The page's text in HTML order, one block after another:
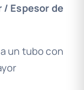
/ Espesor de
un tubo con